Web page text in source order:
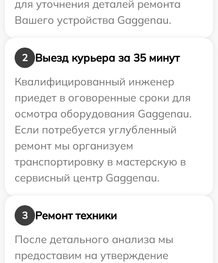
для уточнения деталей ремонта
Вашего устройства Gaggenau.
2
Выезд курьера за 35 минут
Квалифицированный инженер
приедет в оговоренные сроки для
осмотра оборудования Gaggenau.
Если потребуется углубленный
ремонт мы организуем
транспортировку в мастерскую в
сервисный центр Gaggenau.
3
Ремонт техники
После детального анализа мы
предоставим на утверждение